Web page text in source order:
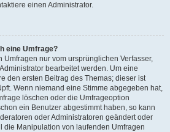
einen Administrator.
eine Umfrage?
nur vom ursprünglichen Verfasser,
bearbeitet werden. Um eine
den ersten Beitrag des Themas; dieser ist
Wenn niemand eine Stimme abgegeben hat,
löschen oder die Umfrageoption
ein Benutzer abgestimmt haben, so kann
oder Administratoren geändert oder
die Manipulation von laufenden Umfragen